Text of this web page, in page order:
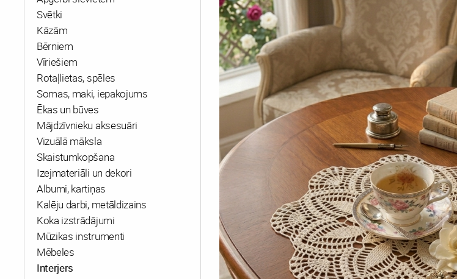
Svētki
Kāzām
Bērniem
Vīriešiem
Rotaļlietas, spēles
Somas, maki, iepakojums
Ēkas un būves
Mājdzīvnieku aksesuāri
Vizuālā māksla
Skaistumkopšana
Izejmateriāli un dekori
Albumi, kartiņas
Kalēju darbi, metāldizains
Koka izstrādājumi
Mūzikas instrumenti
Mēbeles
Interjers